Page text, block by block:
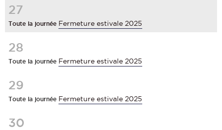
27
Toute la journée Fermeture estivale 2025
28
Toute la journée Fermeture estivale 2025
29
Toute la journée Fermeture estivale 2025
30